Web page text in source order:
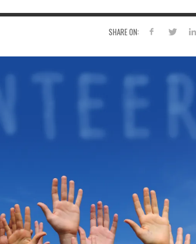
SHARE ON: